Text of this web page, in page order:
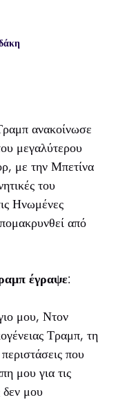
ανακοίνωσε
μεγαλύτερου
με την Μπετίνα
του
Ηνωμένες
από
έγραψε:
μου, Ντον
Τραμπ, τη
που
μου για τις
δεν μου